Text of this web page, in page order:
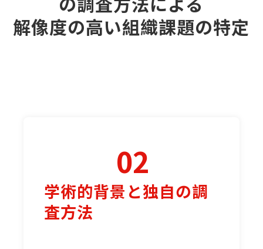
解像度の高い組織課題の特定
02
学術的背景と独自の調
査方法